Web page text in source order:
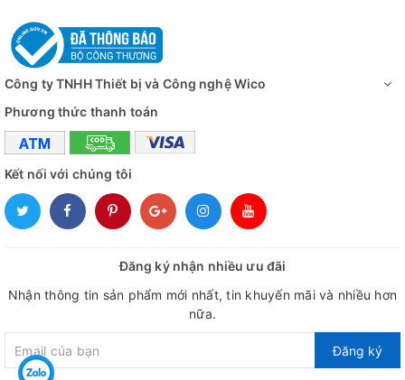
Công ty TNHH Thiết bị và Công nghệ Wico
Phương thức thanh toán
Kết nối với chúng tôi
Đăng ký nhận nhiều ưu đãi
Nhận thông tin sản phẩm mới nhất, tin khuyến mãi và nhiều hơn
nữa.
Đăng ký